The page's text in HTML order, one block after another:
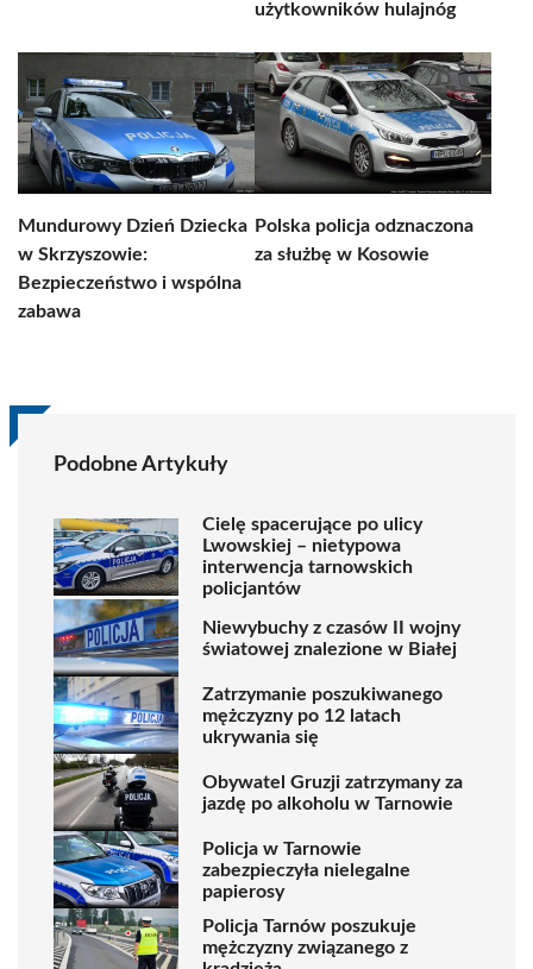
użytkowników hulajnóg
Mundurowy Dzień Dziecka
w Skrzyszowie:
Bezpieczeństwo i wspólna
zabawa
Polska policja odznaczona
za służbę w Kosowie
Podobne Artykuły
Cielę spacerujące po ulicy
Lwowskiej – nietypowa
interwencja tarnowskich
policjantów
Niewybuchy z czasów II wojny
światowej znalezione w Białej
Zatrzymanie poszukiwanego
mężczyzny po 12 latach
ukrywania się
Obywatel Gruzji zatrzymany za
jazdę po alkoholu w Tarnowie
Policja w Tarnowie
zabezpieczyła nielegalne
papierosy
Policja Tarnów poszukuje
mężczyzny związanego z